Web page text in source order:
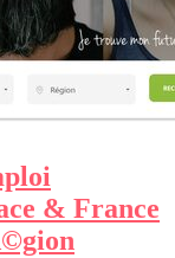
& France